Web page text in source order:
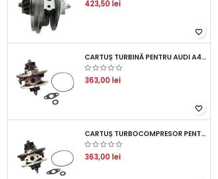
423,50 lei
favorite_border
CARTUȘ TURBINĂ PENTRU AUDI A4, A6, SKODA SUPERB ȘI VW PASSAT, MOTOR DIESEL 1.9 TDI
363,00 lei
favorite_border
CARTUȘ TURBOCOMPRESOR PENTRU VW, AUDI, SEAT, SKODA - MOTOR DIESEL 2.0 TDI
363,00 lei